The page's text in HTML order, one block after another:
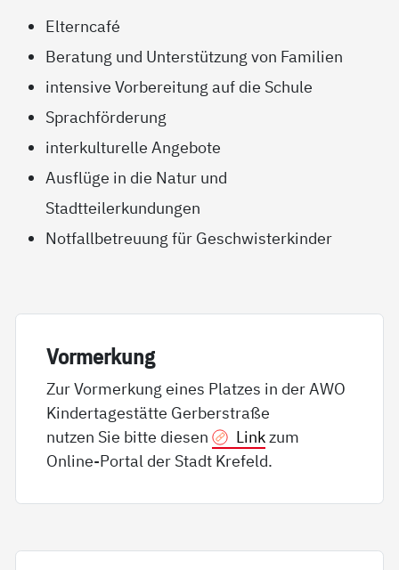
Elterncafé
Beratung und Unterstützung von Familien
intensive Vorbereitung auf die Schule
Sprachförderung
interkulturelle Angebote
Ausflüge in die Natur und
Stadtteilerkundungen
Notfallbetreuung für Geschwisterkinder
Vor­mer­kung
Zur Vormerkung eines Platzes in der AWO
Kindertagestätte Gerberstraße
nutzen Sie bitte diesen
Linkzum
Online-Portal der Stadt Krefeld.